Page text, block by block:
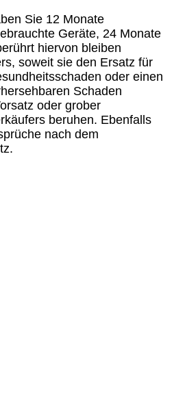
Sie 12 Monate
Geräte, 24 Monate
hiervon bleiben
soweit sie den Ersatz für
oder einen
Schaden
oder grober
beruhen. Ebenfalls
nach dem